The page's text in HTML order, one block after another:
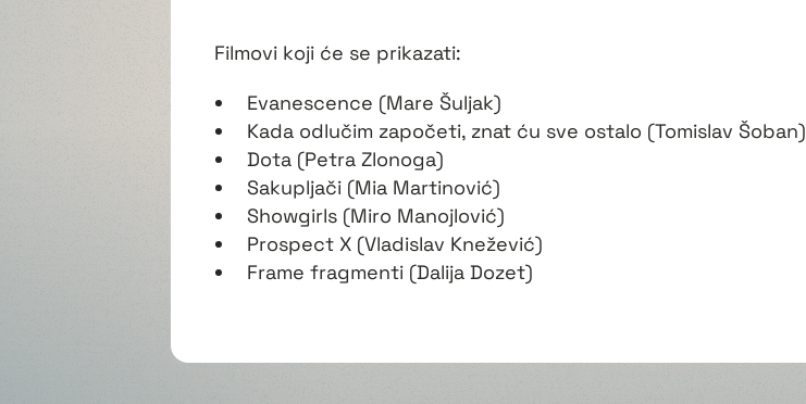
Filmovi koji će se prikazati:
Evanescence (Mare Šuljak)
Kada odlučim započeti, znat ću sve ostalo (Tomislav Šoban)
Dota (Petra Zlonoga)
Sakupljači (Mia Martinović)
Showgirls (Miro Manojlović)
Prospect X (Vladislav Knežević)
Frame fragmenti (Dalija Dozet)